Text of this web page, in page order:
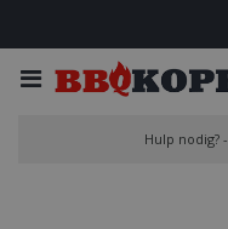
Hulp nodig? -